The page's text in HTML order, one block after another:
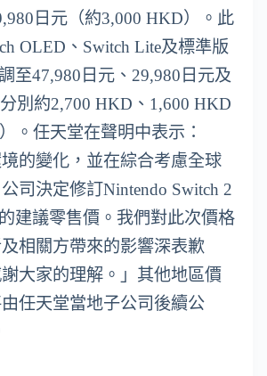
日元（約3,000 HKD）。此
OLED、Switch Lite及標準版
至47,980日元、29,980日元及
別約2,700 HKD、1,600 HKD
。任天堂在聲明中表示：
境的變化，並在綜合考慮全球
司決定修訂Nintendo Switch 2
建議零售價。我們對此次價格
相關方帶來的影響深表歉
大家的理解。」其他地區價
任天堂當地子公司後續公